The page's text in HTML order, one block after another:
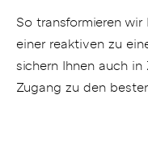
So transformieren
einer reaktiven zu
sichern Ihnen auch
Zugang zu den